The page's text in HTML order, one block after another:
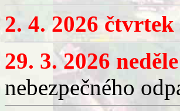
2. 4. 2026 čtvrtek
29. 3. 2026
nebezpečného